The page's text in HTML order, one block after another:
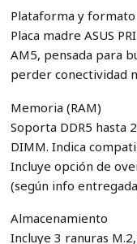
Plataforma y formato
Placa madre ASUS
AM5, pensada para
perder conectividad
Memoria (RAM)
Soporta DDR5 hasta
DIMM. Indica
Incluye opción de
(según info
Almacenamiento
Incluye 3 ranuras